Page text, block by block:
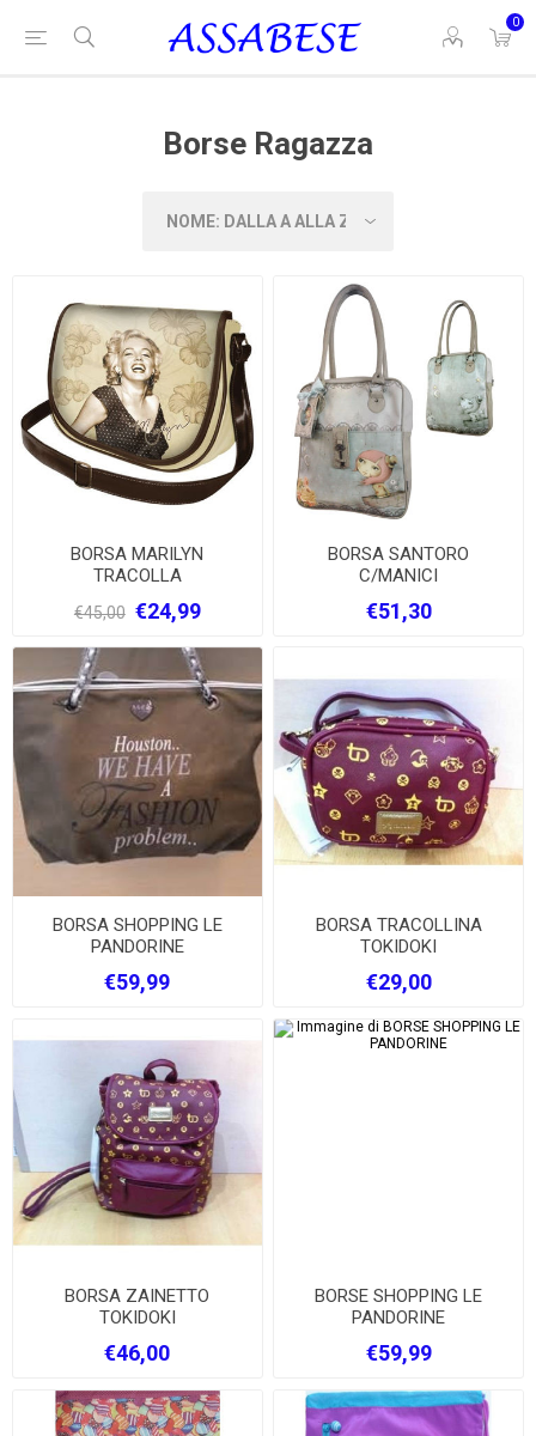
0
Borse Ragazza
BORSA MARILYN
TRACOLLA
€45,00 €24,99
BORSA SANTORO
C/MANICI
€51,30
BORSA SHOPPING LE
PANDORINE
€59,99
BORSA TRACOLLINA
TOKIDOKI
€29,00
BORSA ZAINETTO
TOKIDOKI
€46,00
BORSE SHOPPING LE
PANDORINE
€59,99